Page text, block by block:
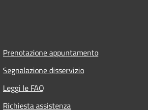
Prenotazione appuntamento
Segnalazione disservizio
Leggi le FAQ
Richiesta assistenza